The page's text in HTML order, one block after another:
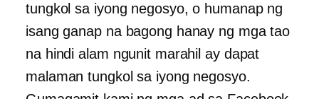
tungkol sa iyong negosyo, o humanap ng
isang ganap na bagong hanay ng mga tao
na hindi alam ngunit marahil ay dapat
malaman tungkol sa iyong negosyo.